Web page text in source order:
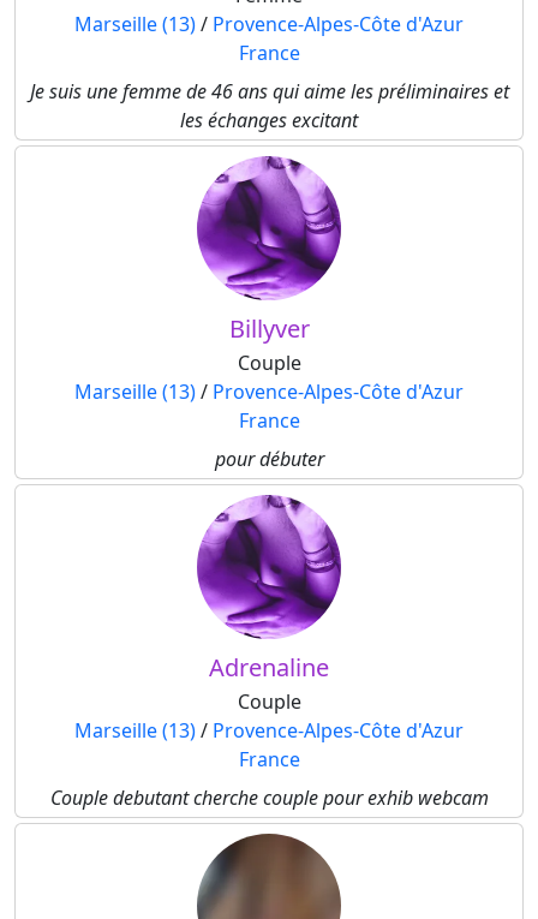
Marseille (13)/ Provence-Alpes-Côte d'Azur
France
Je suis une femme de 46 ans qui aime les préliminaires et
les échanges excitant
Billyver
Couple
Marseille (13)/ Provence-Alpes-Côte d'Azur
France
pour débuter
Adrenaline
Couple
Marseille (13)/ Provence-Alpes-Côte d'Azur
France
Couple debutant cherche couple pour exhib webcam